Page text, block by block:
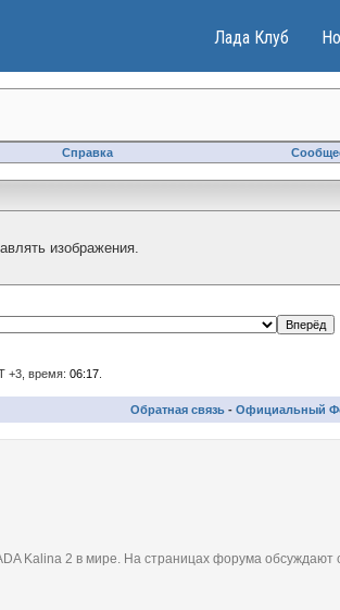
Лада Клуб
Справка
изображения.
+3, время: 06:17.
Обратная связь - Официальный
Kalina 2 в мире. На страницах форума обсуждают